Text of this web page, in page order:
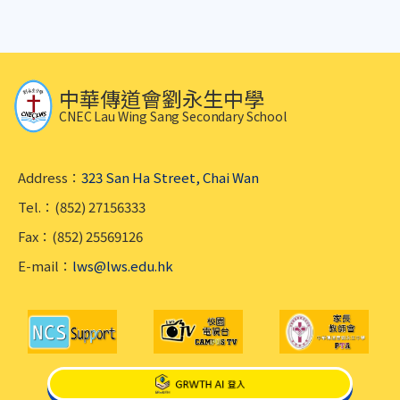
中華傳道會劉永生中學
CNEC Lau Wing Sang Secondary School
Address： 323 San Ha Street, Chai Wan
Tel.：(852) 27156333
Fax：(852) 25569126
E-mail： lws@lws.edu.hk